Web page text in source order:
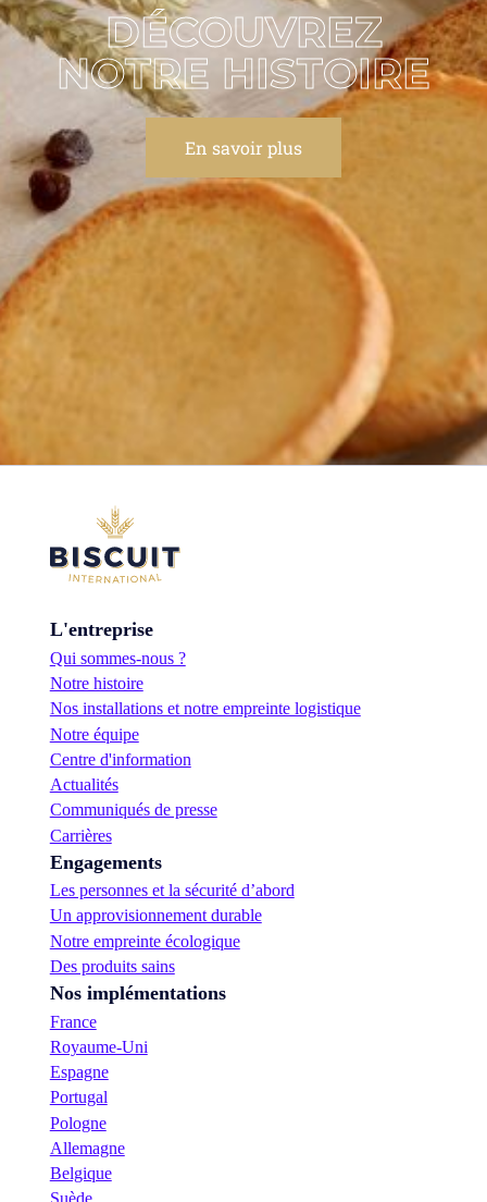
DÉCOUVREZ
NOTRE HISTOIRE
En savoir plus
L'entreprise
Qui sommes-nous ?
Notre histoire
Nos installations et notre empreinte logistique
Notre équipe
Centre d'information
Actualités
Communiqués de presse
Carrières
Engagements
Les personnes et la sécurité d’abord
Un approvisionnement durable
Notre empreinte écologique
Des produits sains
Nos implémentations
France
Royaume-Uni
Espagne
Portugal
Pologne
Allemagne
Belgique